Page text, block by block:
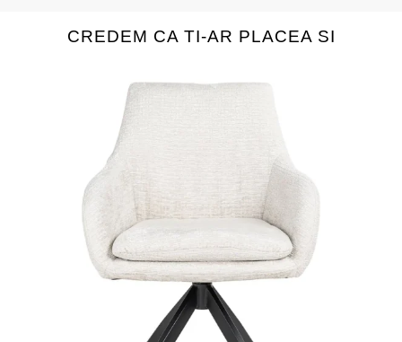
CREDEM CA TI-AR PLACEA SI